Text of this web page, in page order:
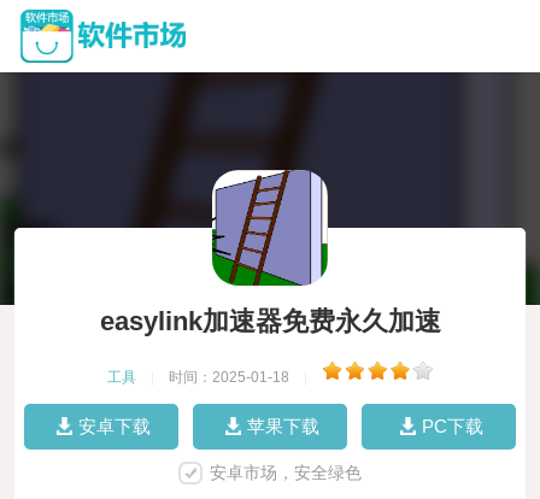
easylink加速器免费永久加速
工具 时间：2025-01-18
安卓下载 苹果下载 PC下载
安卓市场，安全绿色